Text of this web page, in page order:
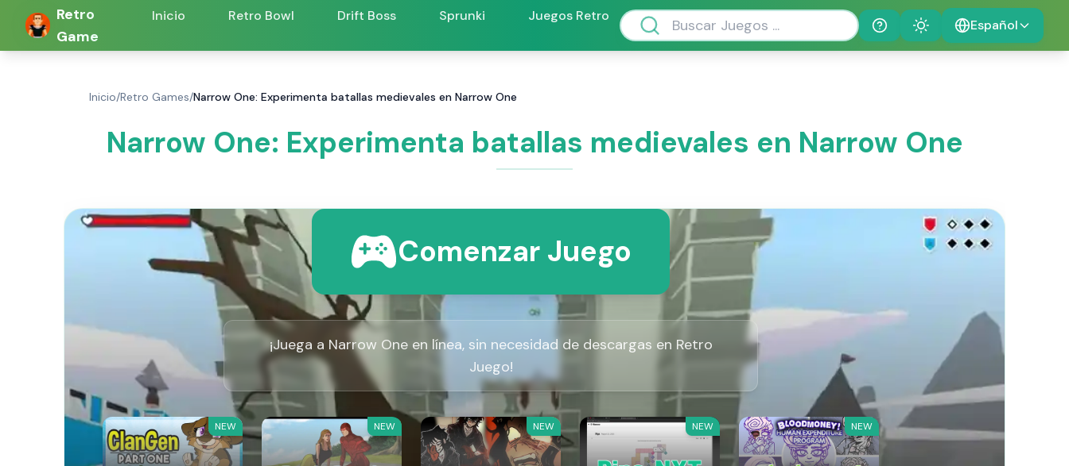
Retro
Game
Inicio Retro Bowl Drift Boss Sprunki
Juegos Retro
Help
Theme Español
Inicio/Retro Games/Narrow One: Experimenta batallas medievales en Narrow One
Narrow One: Experimenta batallas medievales en Narrow One
Comenzar Juego
¡Juega a Narrow One en línea, sin necesidad de descargas en Retro
Juego!
NEW NEW NEW NEW NEW